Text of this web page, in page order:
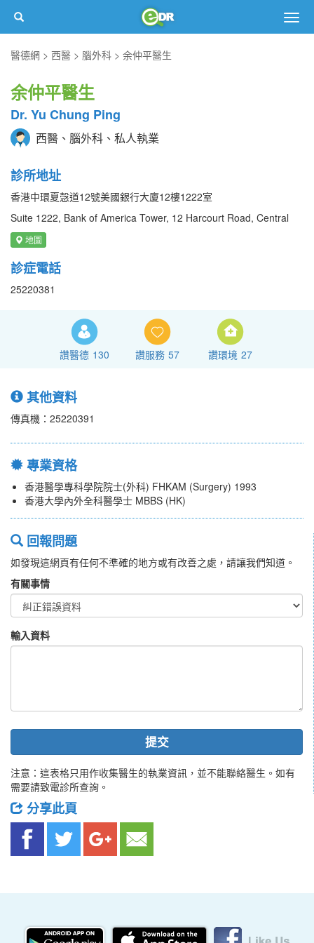
醫德網
西醫 腦外科 余仲平醫生
余仲平醫生
Dr. Yu Chung Ping
西醫、腦外科、私人執業
診所地址
香港中環夏愨道12號美國銀行大廈12樓1222室
Suite 1222, Bank of America Tower, 12 Harcourt Road, Central
地圖
診症電話
25220381
讚醫德 130 讚服務 57 讚環境 27
其他資料
傳真機：25220391
專業資格
香港醫學專科學院院士(外科) FHKAM (Surgery) 1993
香港大學內外全科醫學士 MBBS (HK)
回報問題
如發現這網頁有任何不準確的地方或有改善之處，請讓我們知道。
有關事情
輸入資料
提交
注意：這表格只用作收集醫生的執業資訊，並不能聯絡醫生。如有
需要請致電診所查詢。
分享此頁